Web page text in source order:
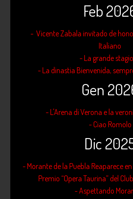
Feb
- Vicente Zabala invitado de
Italiano
- La grande
- La dinastia Bienvenida,
Gen
- L'Arena di Verona e la
- Ciao Romolo
Dic
- Morante de la Puebla Reaparece
Premio “Opera Taurina” del
- Aspettando